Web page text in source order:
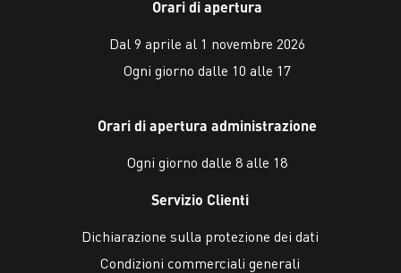
Orari di apertura
Dal 9 aprile al 1 novembre 2026
Ogni giorno dalle 10 alle 17
Orari di apertura administrazione
Ogni giorno dalle 8 alle 18
Servizio Clienti
Dichiarazione sulla protezione dei dati
Condizioni commerciali generali